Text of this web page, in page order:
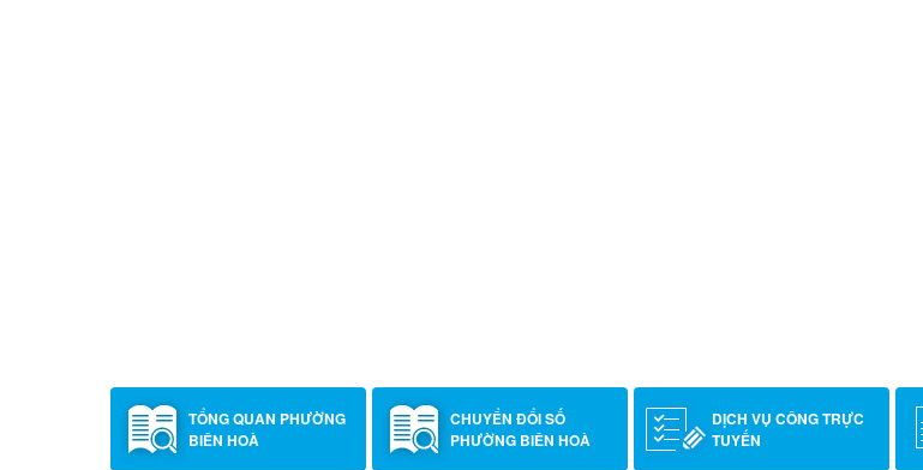
TỔNG QUAN PHƯỜNG
BIÊN HOÀ
CHUYỂN ĐỔI SỐ
PHƯỜNG BIÊN HOÀ
DỊCH VỤ CÔNG TRỰC
TUYẾN